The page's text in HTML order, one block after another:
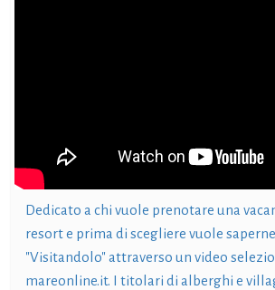
Dedicato a chi vuole prenotare una
resort e prima di scegliere vuole
"Visitandolo" attraverso un video
mareonline.it. I titolari di alberghi e